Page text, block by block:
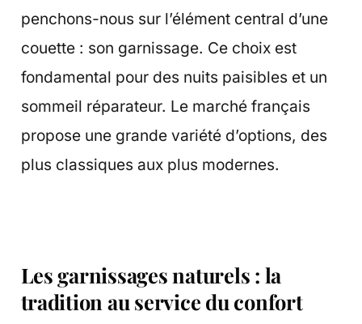
penchons-nous sur l’élément central d’une
couette : son garnissage. Ce choix est
fondamental pour des nuits paisibles et un
sommeil réparateur. Le marché français
propose une grande variété d’options, des
plus classiques aux plus modernes.
Les garnissages naturels : la
tradition au service du confort